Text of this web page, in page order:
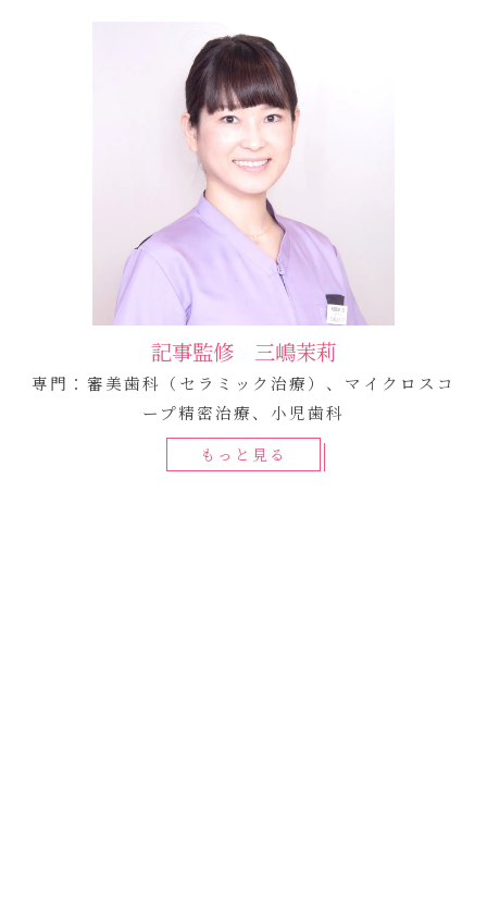
記事監修 三嶋茉莉
専門：審美歯科（セラミック治療）、マイクロスコ
ープ精密治療、小児歯科
もっと見る